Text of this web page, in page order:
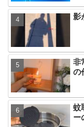
影
非
の
蚊
ー